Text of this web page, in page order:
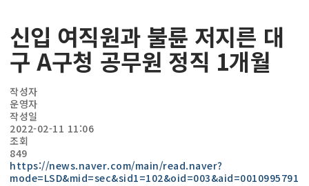
신입 여직원과 불륜 저지른 대
구 A구청 공무원 정직 1개월
작성자
운영자
작성일
2022-02-11 11:06
조회
849
https://news.naver.com/main/read.naver?
mode=LSD&mid=sec&sid1=102&oid=003&aid=0010995791